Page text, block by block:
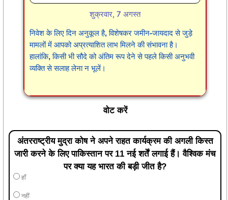
शुक्रवार, 7 अगस्त
निवेश के लिए दिन अनुकूल है, विशेषकर जमीन-जायदाद से जुड़े
मामलों में आपको अप्रत्याशित लाभ मिलने की संभावना है।
हालांकि, किसी भी सौदे को अंतिम रूप देने से पहले किसी अनुभवी
व्यक्ति से सलाह लेना न भूलें।
वोट करें
अंतरराष्ट्रीय मुद्रा कोष ने अपने राहत कार्यक्रम की अगली किस्त
जारी करने के लिए पाकिस्तान पर 11 नई शर्तें लगाई हैं। वैश्विक मंच
पर क्या यह भारत की बड़ी जीत है?
हाँ
नहीं